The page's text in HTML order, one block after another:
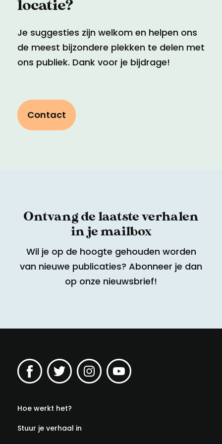
locatie?
Je suggesties zijn welkom en helpen ons
de meest bijzondere plekken te delen met
ons publiek. Dank voor je bijdrage!
Contact
Ontvang de laatste verhalen
in je mailbox
Wil je op de hoogte gehouden worden
van nieuwe publicaties? Abonneer je dan
op onze nieuwsbrief!
Hoe werkt het?
Stuur je verhaal in